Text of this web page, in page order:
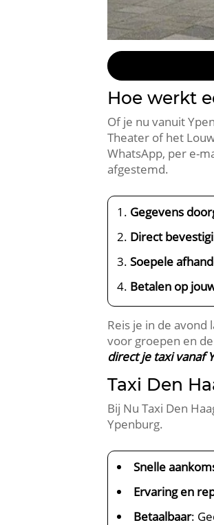
Hoe werkt
Of je nu vanuit
Theater of het
WhatsApp, per e-
afgestemd.
Gegevens
Direct
Soepele
Betalen op
Reis je in de avond
voor groepen en
direct je taxi vanaf
Taxi Den
Bij Nu Taxi Den
Ypenburg.
Snelle
Ervaring en
Betaalbaar: